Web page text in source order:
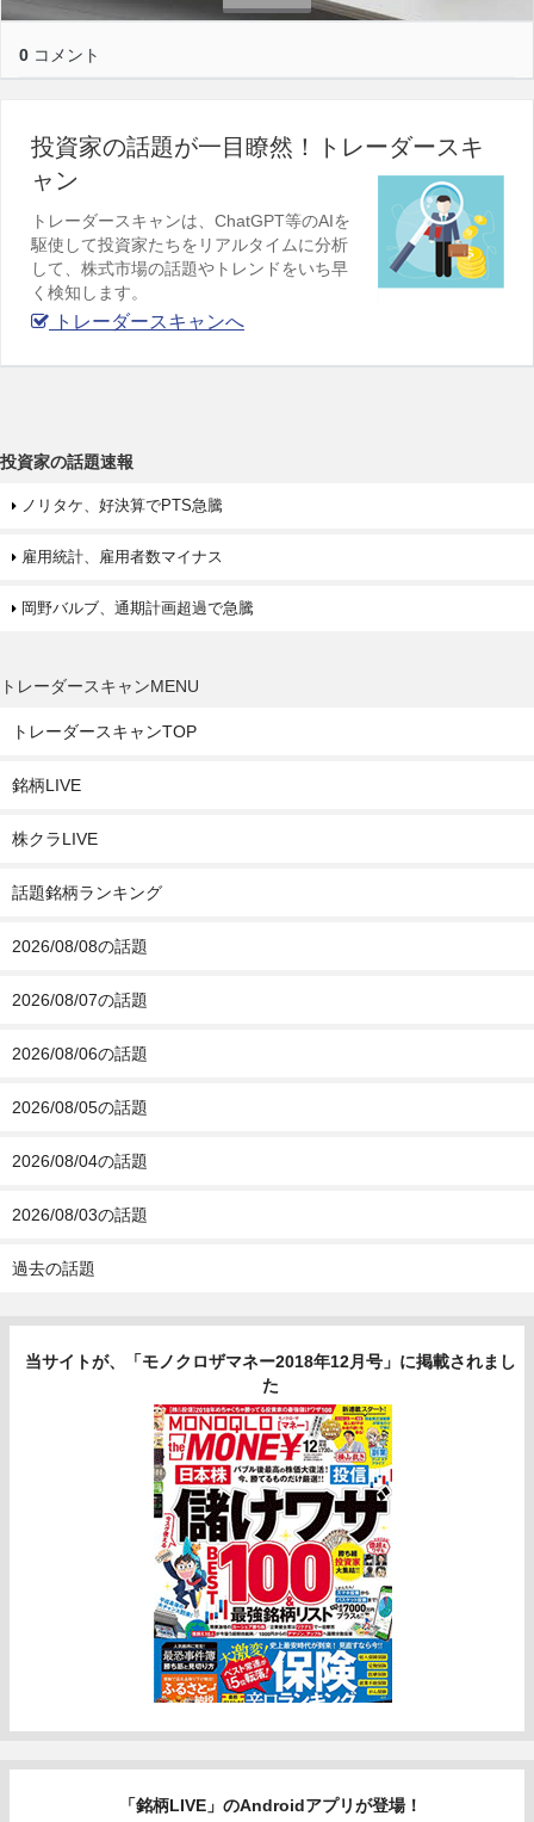
0 コメント
投資家の話題が一目瞭然！トレーダースキ
ャン
トレーダースキャンは、ChatGPT等のAIを
駆使して投資家たちをリアルタイムに分析
して、株式市場の話題やトレンドをいち早
く検知します。
トレーダースキャンへ
投資家の話題速報
ノリタケ、好決算でPTS急騰
雇用統計、雇用者数マイナス
岡野バルブ、通期計画超過で急騰
トレーダースキャンMENU
トレーダースキャンTOP
銘柄LIVE
株クラLIVE
話題銘柄ランキング
2026/08/08の話題
2026/08/07の話題
2026/08/06の話題
2026/08/05の話題
2026/08/04の話題
2026/08/03の話題
過去の話題
当サイトが、「モノクロザマネー2018年12月号」に掲載されまし
た
「銘柄LIVE」のAndroidアプリが登場！